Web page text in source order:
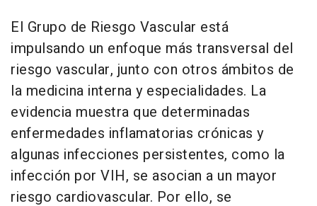
El Grupo de Riesgo Vascular está
impulsando un enfoque más transversal del
riesgo vascular, junto con otros ámbitos de
la medicina interna y especialidades. La
evidencia muestra que determinadas
enfermedades inflamatorias crónicas y
algunas infecciones persistentes, como la
infección por VIH, se asocian a un mayor
riesgo cardiovascular. Por ello, se